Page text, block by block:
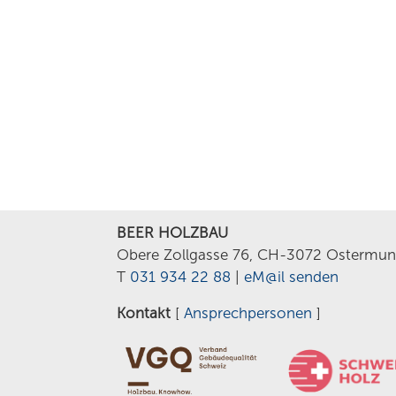
BEER HOLZBAU
Obere Zollgasse 76, CH-3072
T 031 934 22 88 eM@il senden
Kontakt [ Ansprechpersonen ]